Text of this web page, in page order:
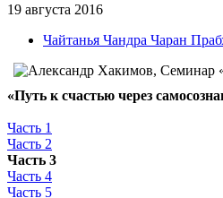
19 августа 2016
Чайтанья Чандра Чаран
«Путь к счастью через
Часть 1
Часть 2
Часть 3
Часть 4
Часть 5